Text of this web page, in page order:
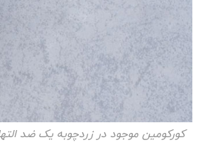
کورکومین موجود در زردچوبه یک ضد